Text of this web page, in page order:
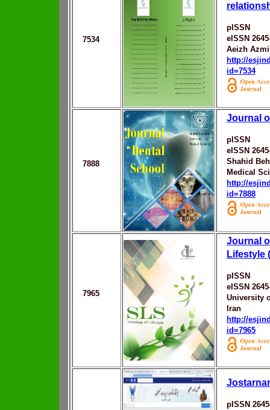
7534
pISSN
eISSN
Aeizh Azmi
http://
id=7534
7888
Journal
pISSN
eISSN
Shahid
Medical
http://
id=7888
7965
Journal
Lifestyle
pISSN
eISSN
University
Iran
http://
id=7965
pISSN